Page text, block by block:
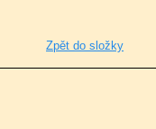
Zpět do složky